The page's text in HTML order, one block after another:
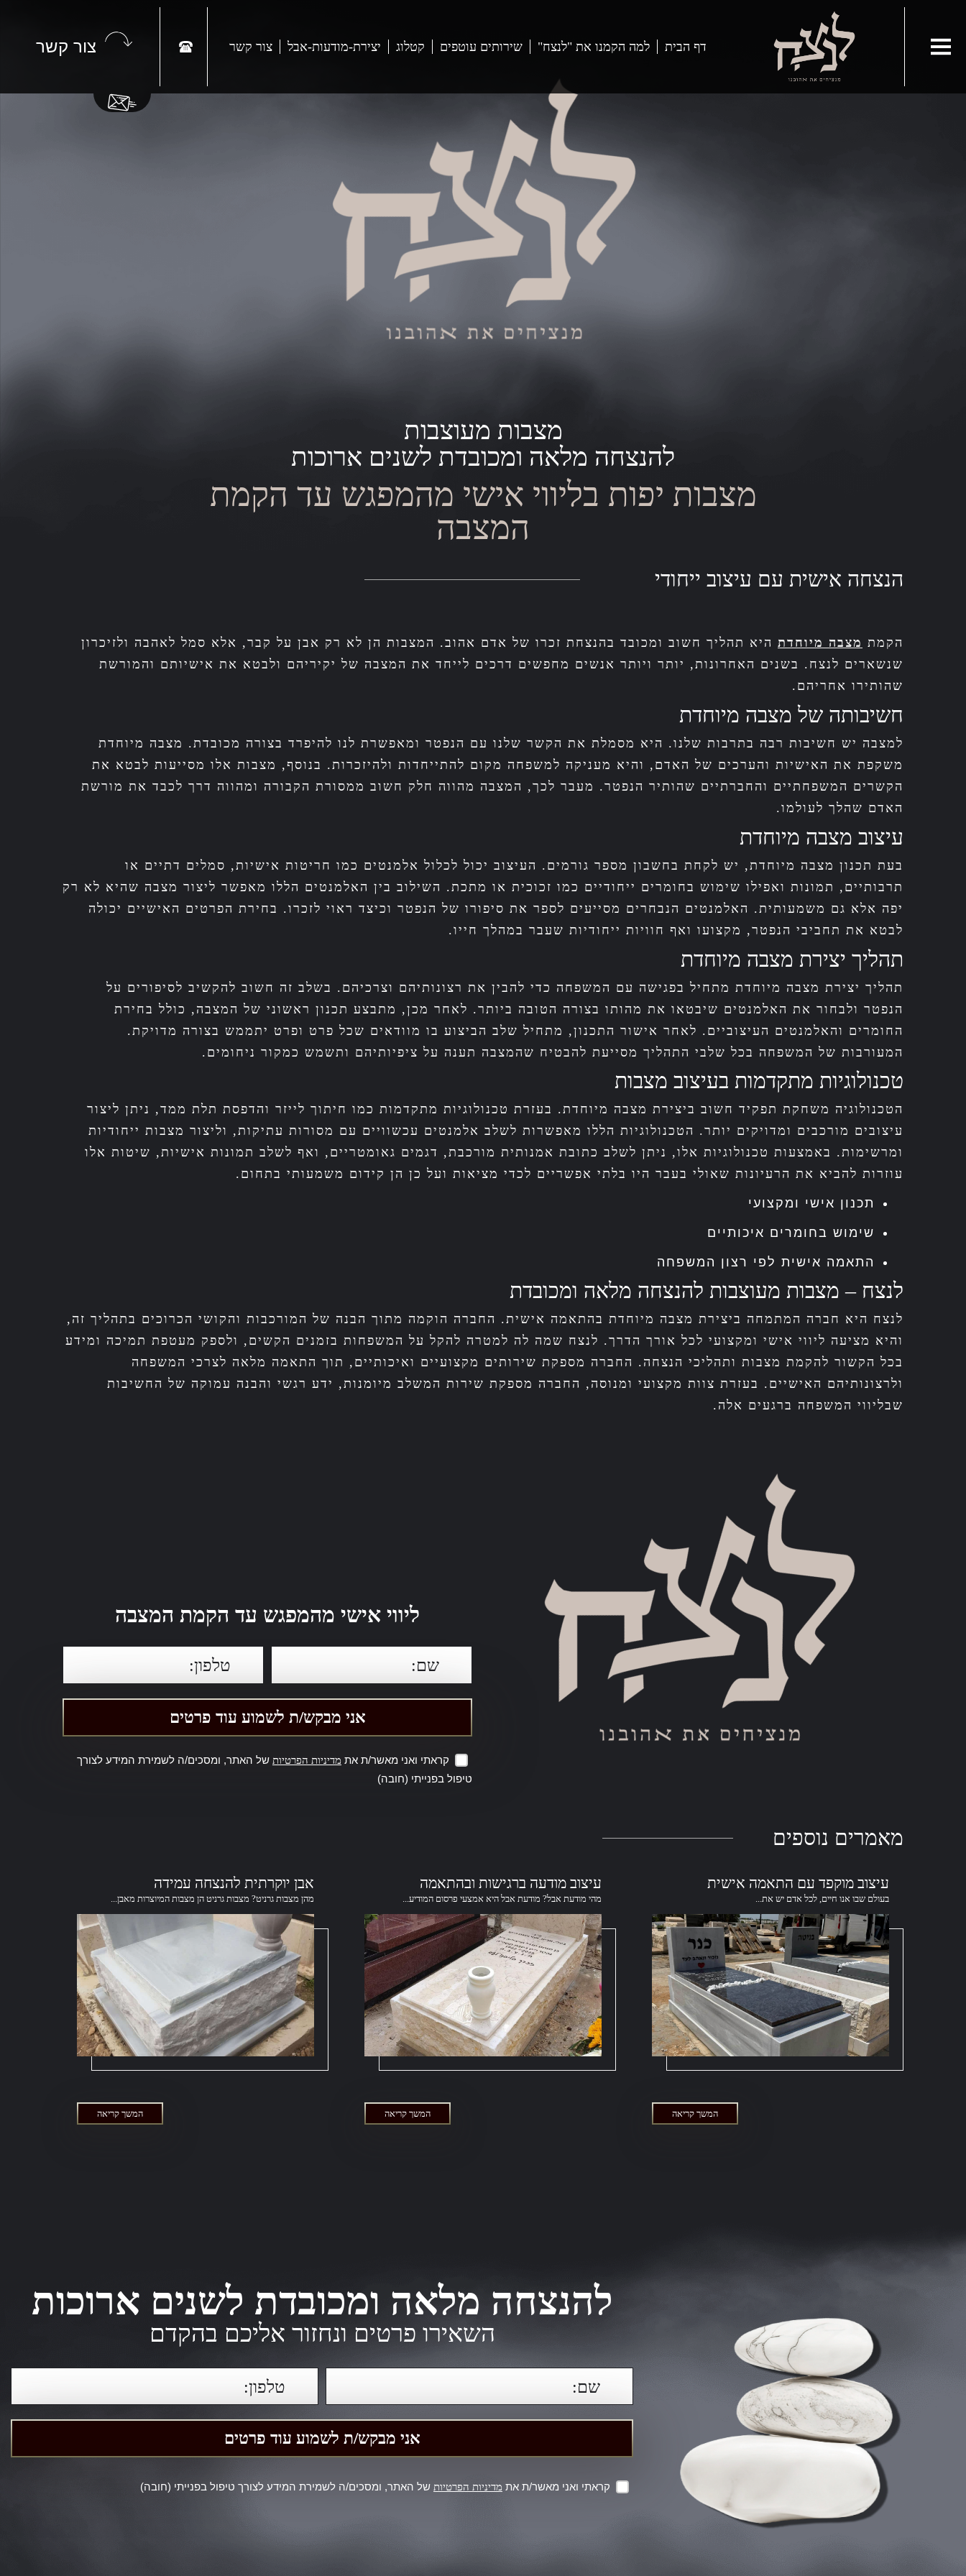
דף הבית למה הקמנו את "לנצח" שירותים עוטפים קטלוג יצירת-מודעות-אבל צור קשר צור קשר
מצבות מעוצבות
להנצחה מלאה ומכובדת לשנים ארוכות
מצבות יפות בליווי אישי מהמפגש עד הקמת
המצבה
הנצחה אישית עם עיצוב ייחודי
הקמת מצבה מיוחדת היא תהליך חשוב ומכובד בהנצחת זכרו של אדם אהוב. המצבות הן לא רק אבן על קבר, אלא סמל לאהבה ולזיכרון
שנשארים לנצח. בשנים האחרונות, יותר ויותר אנשים מחפשים דרכים לייחד את המצבה של יקיריהם ולבטא את אישיותם והמורשת
שהותירו אחריהם.
חשיבותה של מצבה מיוחדת
למצבה יש חשיבות רבה בתרבות שלנו. היא מסמלת את הקשר שלנו עם הנפטר ומאפשרת לנו להיפרד בצורה מכובדת. מצבה מיוחדת
משקפת את האישיות והערכים של האדם, והיא מעניקה למשפחה מקום להתייחדות ולהיזכרות. בנוסף, מצבות אלו מסייעות לבטא את
הקשרים המשפחתיים והחברתיים שהותיר הנפטר. מעבר לכך, המצבה מהווה חלק חשוב ממסורת הקבורה ומהווה דרך לכבד את מורשת
האדם שהלך לעולמו.
עיצוב מצבה מיוחדת
בעת תכנון מצבה מיוחדת, יש לקחת בחשבון מספר גורמים. העיצוב יכול לכלול אלמנטים כמו חריטות אישיות, סמלים דתיים או
תרבותיים, תמונות ואפילו שימוש בחומרים ייחודיים כמו זכוכית או מתכת. השילוב בין האלמנטים הללו מאפשר ליצור מצבה שהיא לא רק
יפה אלא גם משמעותית. האלמנטים הנבחרים מסייעים לספר את סיפורו של הנפטר וכיצד ראוי לזכרו. בחירת הפרטים האישיים יכולה
לבטא את תחביבי הנפטר, מקצועו ואף חוויות ייחודיות שעבר במהלך חייו.
תהליך יצירת מצבה מיוחדת
תהליך יצירת מצבה מיוחדת מתחיל בפגישה עם המשפחה כדי להבין את רצונותיהם וצרכיהם. בשלב זה חשוב להקשיב לסיפורים על
הנפטר ולבחור את האלמנטים שיבטאו את מהותו בצורה הטובה ביותר. לאחר מכן, מתבצע תכנון ראשוני של המצבה, כולל בחירת
החומרים והאלמנטים העיצוביים. לאחר אישור התכנון, מתחיל שלב הביצוע בו מוודאים שכל פרט ופרט יתממש בצורה מדויקת.
המעורבות של המשפחה בכל שלבי התהליך מסייעת להבטיח שהמצבה תענה על ציפיותיהם ותשמש כמקור ניחומים.
טכנולוגיות מתקדמות בעיצוב מצבות
הטכנולוגיה משחקת תפקיד חשוב ביצירת מצבה מיוחדת. בעזרת טכנולוגיות מתקדמות כמו חיתוך לייזר והדפסת תלת ממד, ניתן ליצור
עיצובים מורכבים ומדויקים יותר. הטכנולוגיות הללו מאפשרות לשלב אלמנטים עכשוויים עם מסורות עתיקות, וליצור מצבות ייחודיות
ומרשימות. באמצעות טכנולוגיות אלו, ניתן לשלב כתובת אמנותית מורכבת, דגמים גאומטריים, ואף לשלב תמונות אישיות, שיטות אלו
עוזרות להביא את הרעיונות שאולי בעבר היו בלתי אפשריים לכדי מציאות ועל כן הן קידום משמעותי בתחום.
תכנון אישי ומקצועי
שימוש בחומרים איכותיים
התאמה אישית לפי רצון המשפחה
לנצח – מצבות מעוצבות להנצחה מלאה ומכובדת
לנצח היא חברה המתמחה ביצירת מצבה מיוחדת בהתאמה אישית. החברה הוקמה מתוך הבנה של המורכבות והקושי הכרוכים בתהליך זה,
והיא מציעה ליווי אישי ומקצועי לכל אורך הדרך. לנצח שמה לה למטרה להקל על המשפחות בזמנים הקשים, ולספק מעטפת תמיכה ומידע
בכל הקשור להקמת מצבות ותהליכי הנצחה. החברה מספקת שירותים מקצועיים ואיכותיים, תוך התאמה מלאה לצרכי המשפחה
ולרצונותיהם האישיים. בעזרת צוות מקצועי ומנוסה, החברה מספקת שירות המשלב מיומנות, ידע רגשי והבנה עמוקה של החשיבות
שבליווי המשפחה ברגעים אלה.
ליווי אישי מהמפגש עד הקמת המצבה
קראתי ואני מאשר/ת את מדיניות הפרטיות של האתר, ומסכים/ה לשמירת המידע לצורך
טיפול בפנייתי (חובה)
מאמרים נוספים
עיצוב מוקפד עם התאמה אישית
בעולם שבו אנו חיים, לכל אדם יש את...
המשך קריאה
עיצוב מודעה ברגישות ובהתאמה
מהי מודעת אבל? מודעת אבל היא אמצעי פרסום המודיע...
המשך קריאה
אבן יוקרתית להנצחה עמידה
מהן מצבות גרניט? מצבות גרניט הן מצבות המיוצרות מאבן...
המשך קריאה
להנצחה מלאה ומכובדת לשנים ארוכות
השאירו פרטים ונחזור אליכם בהקדם
קראתי ואני מאשר/ת את מדיניות הפרטיות של האתר, ומסכים/ה לשמירת המידע לצורך טיפול בפנייתי (חובה)